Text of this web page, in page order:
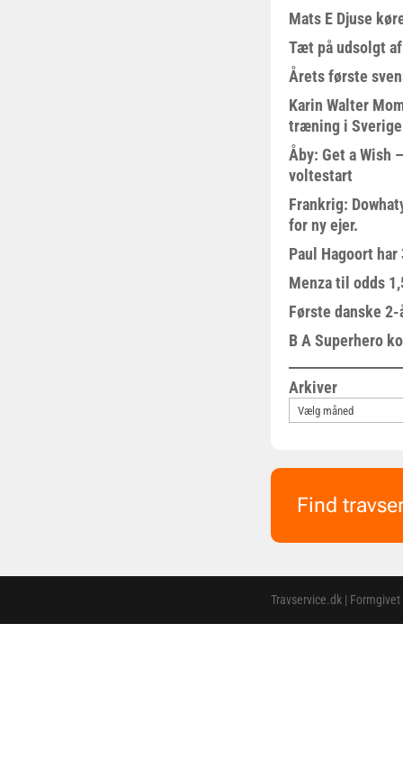
Mats E Djuse
Tæt på udsolgt
Årets første
Karin Walter
træning i Sverige
Åby: Get a Wish
voltestart
Frankrig:
for ny ejer.
Paul Hagoort
Menza til odds
Første danske
B A Superhero
Arkiver
Find
Travservice.dk |